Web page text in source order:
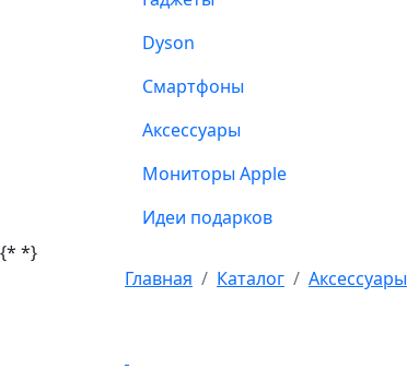
Dyson
Смартфоны
Аксессуары
Мониторы Apple
Идеи подарков
{* *}
Главная
Каталог Аксессуары